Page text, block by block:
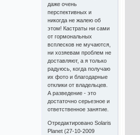
даже очень
перспективных и
никогда не жалею об
этом! Кастраты ни сами
от гормональных
всплесков не мучаются,
ни хозяевам проблем не
доставляют, а я только
радуюсь, когда получаю
их фото и благодарные
отклики от владельцев.
А разведение - это
достаточно серьезное и
ответственное занятие.
Отредактировано Solaris
Planet (27-10-2009